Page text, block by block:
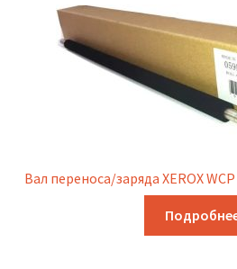
Вал переноса/заряда XEROX